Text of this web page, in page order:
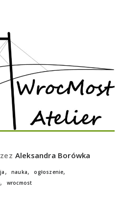
Aleksandra Borówka
, nauka, ogłoszenie,
, wrocmost